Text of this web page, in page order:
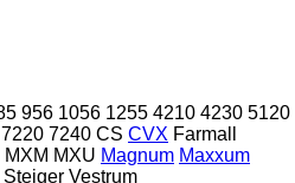
956 1056 1255 4210 4230 5120
7220 7240 CS CVX Farmall
MXM MXU Magnum Maxxum
Steiger Vestrum